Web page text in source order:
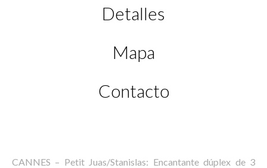
Detalles
Mapa
Contacto
CANNES – Petit Juas/Stanislas: Encantante dúplex de 3